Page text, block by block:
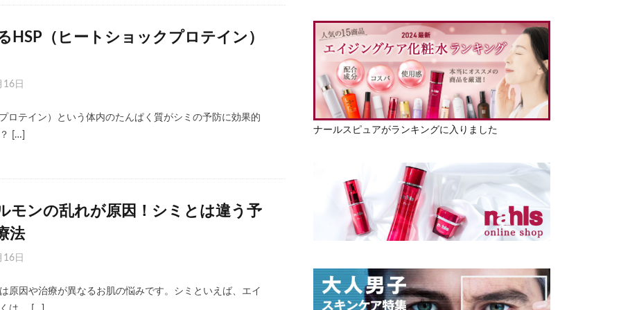
HSP（ヒートショックプロテイン）
16日
ロテイン）という体内のたんぱく質がシミの予防に効果的
[…]
モンの乱れが原因！シミとは違う予
法
16日
原因や治療が異なるお肌の悩みです。シミといえば、エイ
ナールスピュアがランキングに入りました